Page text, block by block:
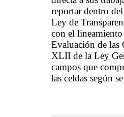
reportar dentro
Ley de
con el
Evaluación de las
XLII de la Ley
campos que
las celdas según